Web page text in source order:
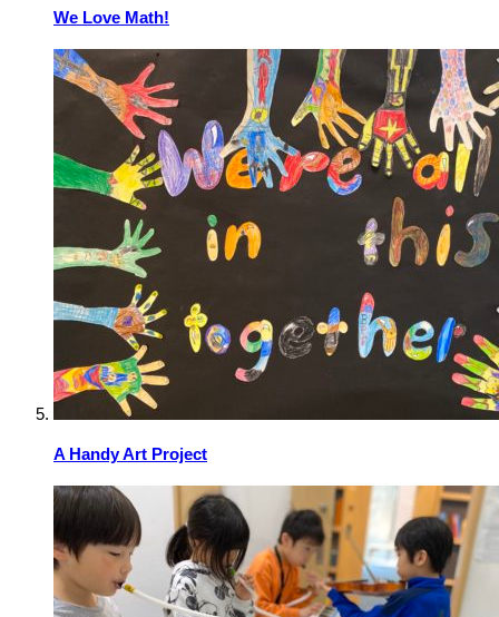
We Love Math!
A Handy Art Project